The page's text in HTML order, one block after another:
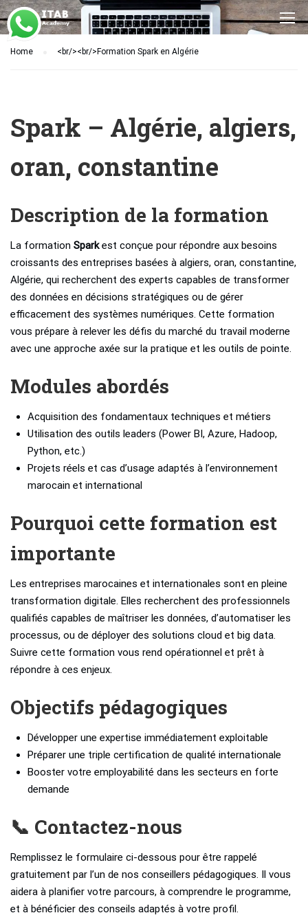
Home <br/><br/>Formation Spark en Algérie
Spark – Algérie, algiers,
oran, constantine
Description de la formation
La formation Sparkest conçue pour répondre aux besoins
croissants des entreprises basées à algiers, oran, constantine,
Algérie, qui recherchent des experts capables de transformer
des données en décisions stratégiques ou de gérer
efficacement des systèmes numériques. Cette formation
vous prépare à relever les défis du marché du travail moderne
avec une approche axée sur la pratique et les outils de pointe.
Modules abordés
Acquisition des fondamentaux techniques et métiers
Utilisation des outils leaders (Power BI, Azure, Hadoop,
Python, etc.)
Projets réels et cas d’usage adaptés à l’environnement
marocain et international
Pourquoi cette formation est
importante
Les entreprises marocaines et internationales sont en pleine
transformation digitale. Elles recherchent des professionnels
qualifiés capables de maîtriser les données, d’automatiser les
processus, ou de déployer des solutions cloud et big data.
Suivre cette formation vous rend opérationnel et prêt à
répondre à ces enjeux.
Objectifs pédagogiques
Développer une expertise immédiatement exploitable
Préparer une triple certification de qualité internationale
Booster votre employabilité dans les secteurs en forte
demande
📞 Contactez-nous
Remplissez le formulaire ci-dessous pour être rappelé
gratuitement par l’un de nos conseillers pédagogiques. Il vous
aidera à planifier votre parcours, à comprendre le programme,
et à bénéficier des conseils adaptés à votre profil.